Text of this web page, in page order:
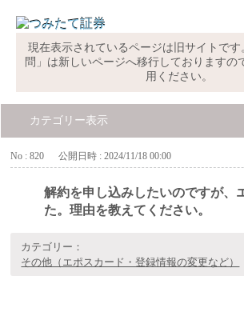
現在表示されているページは旧サイトで
問」は新しいページへ移行しておりますの
用ください。
カテゴリー表示
No : 820 公開日時 : 2024/11/18 00:00
解約を申し込みしたいのですが、
た。理由を教えてください。
カテゴリー：
その他（エポスカード・登録情報の変更など）